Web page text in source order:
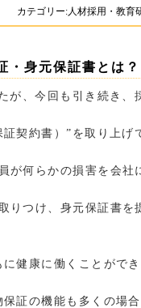
カテゴリー:人材採用・教育
・身元保証書とは？
が、今回も引き続き、
契約書）”を取り上げ
が何らかの損害を会社
りつけ、身元保証書を
健康に働くことがで
証の機能も多くの場合